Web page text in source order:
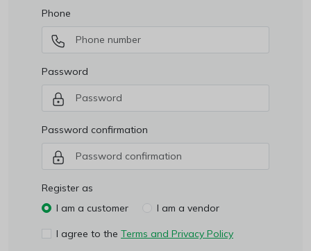
हमारे पास आपके लिए कुछ नीतियां हैं, कृपया ध्यान देवे
Welcome!
-कृपया हमारे साथ अपना खाता पंजीकृत करें
-पंजीकरण के बाद आप अपने पैकेज को ट्रैक कर सकते हैं
-चेकआउट के दौरान कृपया कूपन कोड लागू करें
Email Address
Phone
Password
Password confirmation
Register as
I am a customer
I am a vendor
I agree to the Terms and Privacy Policy